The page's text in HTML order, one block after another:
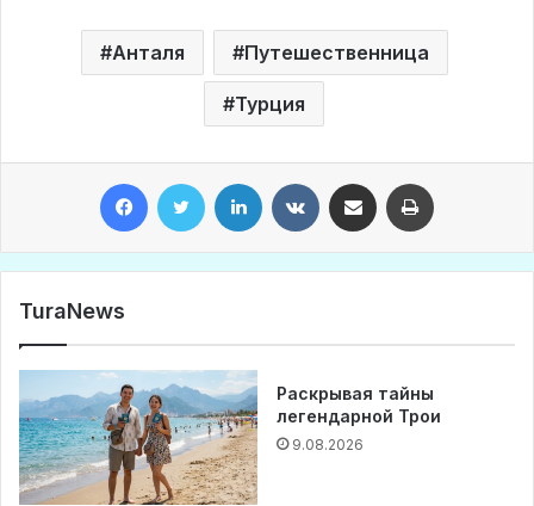
Анталя Путешественница
Турция
TuraNews
Раскрывая тайны
легендарной Трои
9.08.2026